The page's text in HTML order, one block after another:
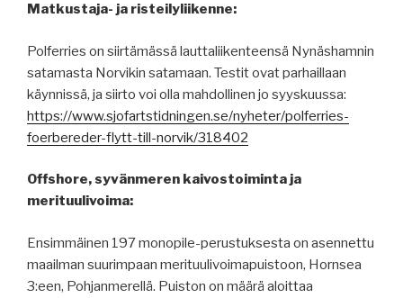
Matkustaja- ja risteilyliikenne:
Polferries on siirtämässä lauttaliikenteensä Nynäshamnin
satamasta Norvikin satamaan. Testit ovat parhaillaan
käynnissä, ja siirto voi olla mahdollinen jo syyskuussa:
https://www.sjofartstidningen.se/nyheter/polferries-
foerbereder-flytt-till-norvik/318402
Offshore, syvänmeren kaivostoiminta ja
merituulivoima:
Ensimmäinen 197 monopile-perustuksesta on asennettu
maailman suurimpaan merituulivoimapuistoon, Hornsea
3:een, Pohjanmerellä. Puiston on määrä aloittaa